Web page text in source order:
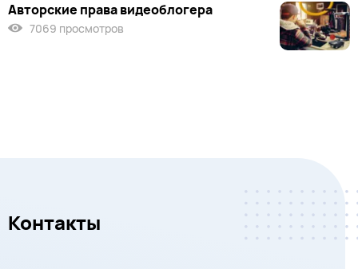
Авторские права видеоблогера
7069 просмотров
Контакты